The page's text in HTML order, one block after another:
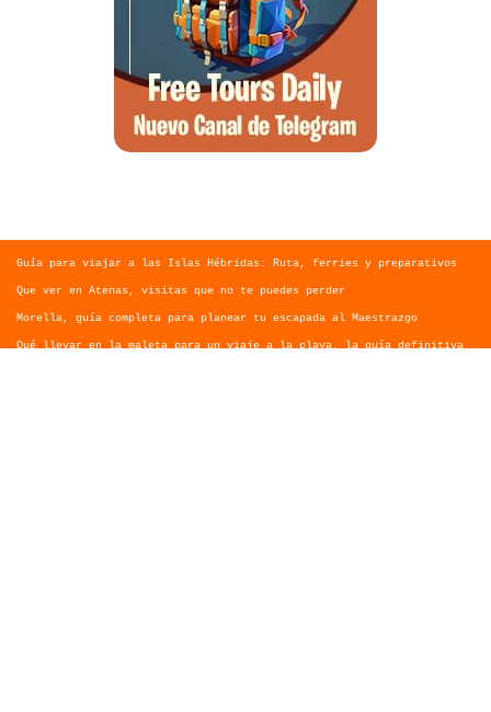
Guía para viajar a las Islas Hébridas: Ruta, ferries y preparativos
Que ver en Atenas, visitas que no te puedes perder
Morella, guía completa para planear tu escapada al Maestrazgo
Qué llevar en la maleta para un viaje a la playa, la guía definitiva